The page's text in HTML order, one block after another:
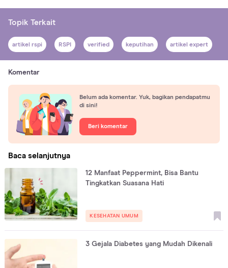
Topik Terkait
artikel rspi RSPI verified keputihan artikel expert
Komentar
Belum ada komentar. Yuk, bagikan pendapatmu
di sini!
Beri komentar
Baca selanjutnya
12 Manfaat Peppermint, Bisa Bantu
Tingkatkan Suasana Hati
KESEHATAN UMUM
3 Gejala Diabetes yang Mudah Dikenali